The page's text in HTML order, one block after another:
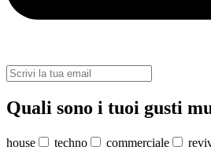
Quali sono i tuoi gusti
house techno commerciale